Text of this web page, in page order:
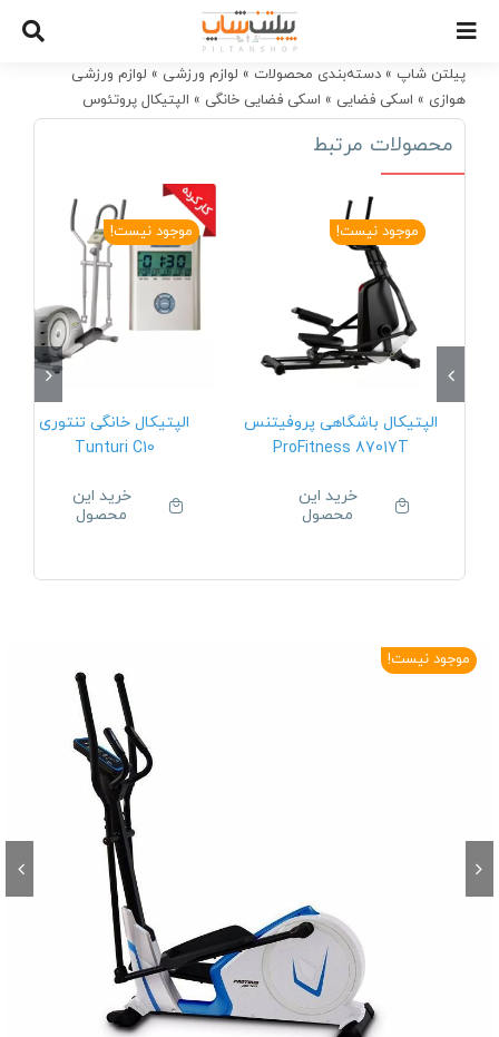
contentپیلتن شاپ » دسته‌بندی محصولات » لوازم ورزشی » لوازم ورزشی
هوازی » اسکی فضایی » اسکی فضایی خانگی » الپتیکال پروتئوس
Proteus jec700
محصولات مرتبط
موجود نیست!
الپتیکال باشگاهی پروفیتنس
ProFitness 87017T
خرید این
محصول
موجود نیست!
الپتیکال خانگی تنتوری
Tunturi C10
خرید این
محصول
موجود نیست!